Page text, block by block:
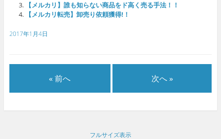
【メルカリ】誰も知らない商品をド高く売る手法！！
【メルカリ転売】卸売り依頼獲得!！
2017年1月4日
« 前へ 次へ »
フルサイズ表示